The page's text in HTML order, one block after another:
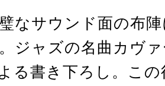
なサウンド面の布
ジャズの名曲カヴ
る書き下ろし。こ